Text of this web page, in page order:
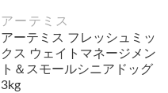
アーテミス
アーテミス フレッシュミッ
クス ウェイトマネージメン
ト＆スモールシニアドッグ
3kg